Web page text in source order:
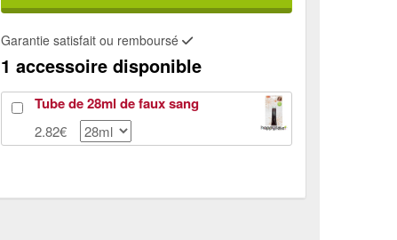
Garantie satisfait ou remboursé
1 accessoire disponible
Tube de 28ml de faux sang
2.82€